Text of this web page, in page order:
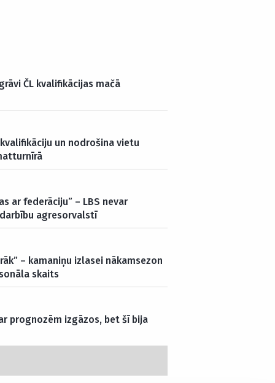
ČL kvalifikācijas mačā
un nodrošina vietu
ar federāciju” – LBS nevar
agresorvalstī
– kamaniņu izlasei nākamsezon
skaits
prognozēm izgāzos, bet šī bija